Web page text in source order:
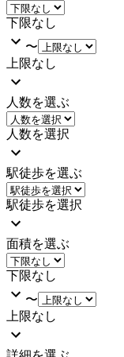
下限なし
〜
上限なし
人数を選ぶ
人数を選択
駅徒歩を選ぶ
駅徒歩を選択
面積を選ぶ
下限なし
〜
上限なし